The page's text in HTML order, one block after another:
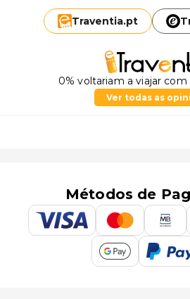
Traventia.pt
0% voltariam a viajar com
Ver todas as
Métodos de